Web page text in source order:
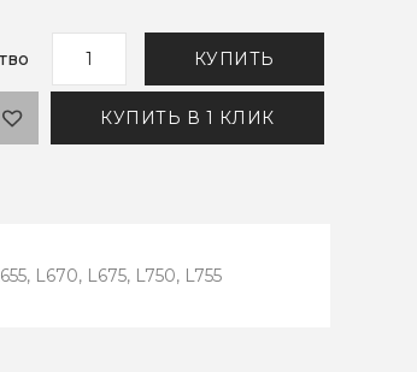
КУПИТЬ
КУПИТЬ В 1 КЛИК
L670, L675, L750, L755